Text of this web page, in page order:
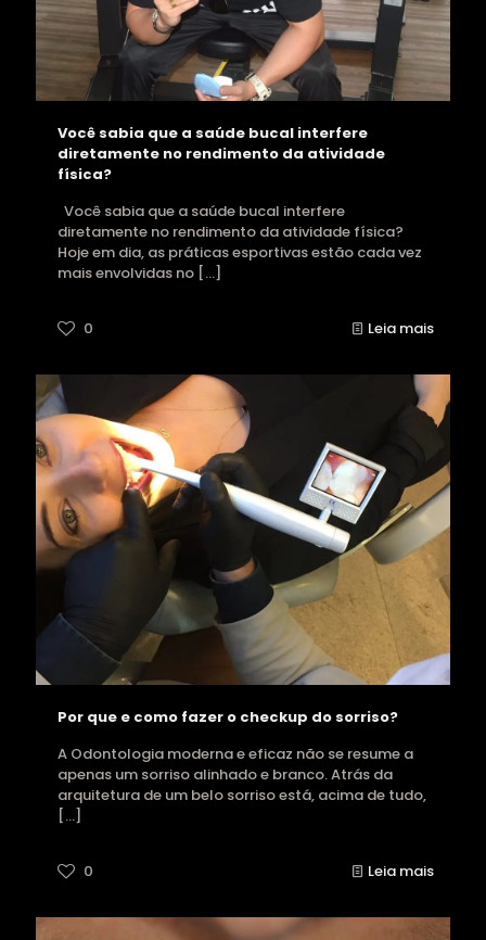
Você sabia que a saúde bucal interfere
diretamente no rendimento da atividade
física?
Você sabia que a saúde bucal interfere
diretamente no rendimento da atividade física?
Hoje em dia, as práticas esportivas estão cada vez
mais envolvidas no […]
0 Leia mais
Por que e como fazer o checkup do sorriso?
A Odontologia moderna e eficaz não se resume a
apenas um sorriso alinhado e branco. Atrás da
arquitetura de um belo sorriso está, acima de tudo,
[…]
0 Leia mais